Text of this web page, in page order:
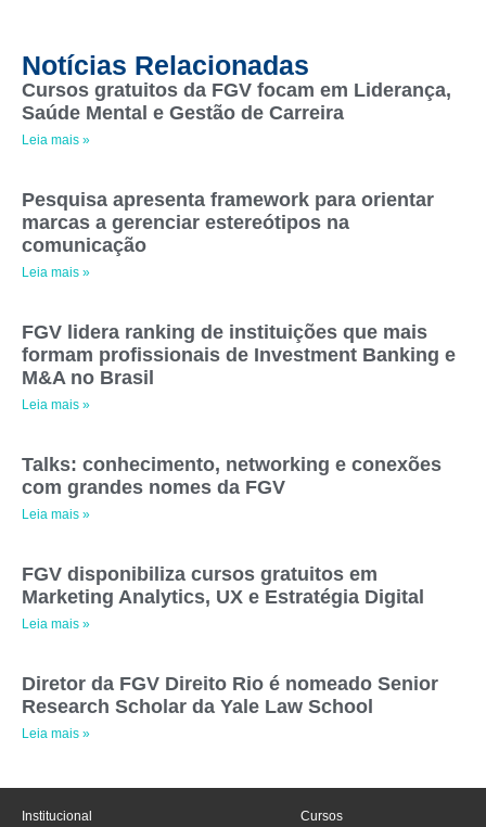
Notícias Relacionadas
Cursos gratuitos da FGV focam em Liderança,
Saúde Mental e Gestão de Carreira
Leia mais »
Pesquisa apresenta framework para orientar
marcas a gerenciar estereótipos na
comunicação
Leia mais »
FGV lidera ranking de instituições que mais
formam profissionais de Investment Banking e
M&A no Brasil
Leia mais »
Talks: conhecimento, networking e conexões
com grandes nomes da FGV
Leia mais »
FGV disponibiliza cursos gratuitos em
Marketing Analytics, UX e Estratégia Digital
Leia mais »
Diretor da FGV Direito Rio é nomeado Senior
Research Scholar da Yale Law School
Leia mais »
Institucional
Cursos